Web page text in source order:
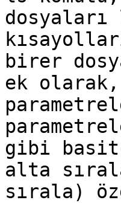
birer
ek
gibi
alta
sırala)